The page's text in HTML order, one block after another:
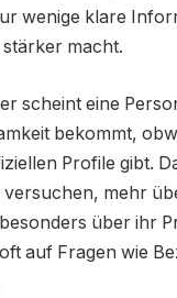
wenige klare
macht.
scheint eine
bekommt,
Profile gibt.
mehr
über ihr
auf Fragen wie